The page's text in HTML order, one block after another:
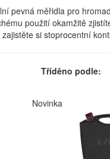
pevná měřidla pro
použití okamžitě
si stoprocentní
Tříděno podle:
Novinka